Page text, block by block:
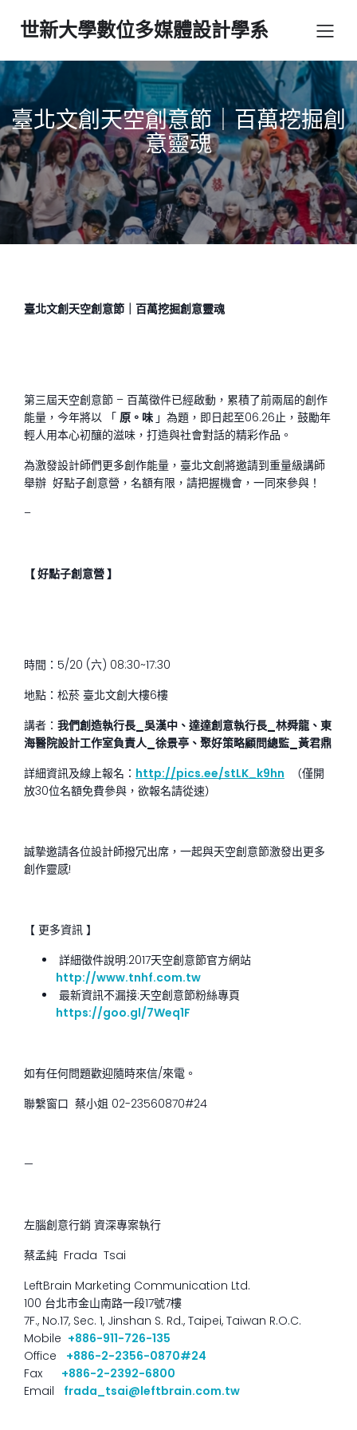
世新大學數位多媒體設計學系
臺北文創天空創意節｜百萬挖掘創
意靈魂
臺北文創天空創意節｜百萬挖掘創意靈魂
第三屆天空創意節 – 百萬徵件已經啟動，累積了前兩屆的創作
能量，今年將以 「 原。味 」為題，即日起至06.26止，鼓勵年
輕人用本心初釀的滋味，打造與社會對話的精彩作品。
為激發設計師們更多創作能量，臺北文創將邀請到重量級講師
舉辦 好點子創意營，名額有限，請把握機會，一同來參與！
–
【 好點子創意營 】
時間：5/20 (六) 08:30~17:30
地點：松菸 臺北文創大樓6樓
講者： 我們創造執行長_吳漢中、達達創意執行長_林舜龍、東
海醫院設計工作室負責人_徐景亭、聚好策略顧問總監_黃君鼎
詳細資訊及線上報名： http://pics.ee/stLK_k9hn （僅開
放30位名額免費參與，欲報名請從速）
誠摯邀請各位設計師撥冗出席，一起與天空創意節激發出更多
創作靈感!
【 更多資訊 】
詳細徵件說明:2017天空創意節官方網站
http://www.tnhf.com.tw
最新資訊不漏接:天空創意節粉絲專頁
https://goo.gl/7Weq1F
如有任何問題歡迎隨時來信/來電。
聯繫窗口 蔡小姐 02-23560870#24
—
左腦創意行銷 資深專案執行
蔡孟純 Frada Tsai
LeftBrain Marketing Communication Ltd.
100 台北市金山南路一段17號7樓
7F., No.17, Sec. 1, Jinshan S. Rd., Taipei, Taiwan R.O.C.
Mobile +886-911-726-135
Office +886-2-2356-0870#24
Fax +886-2-2392-6800
Email frada_tsai@leftbrain.com.tw